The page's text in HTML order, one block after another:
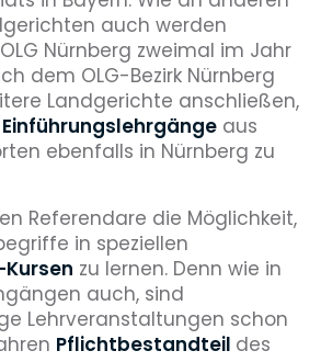
auch werden
Nürnberg zweimal im Jahr
dem OLG-Bezirk Nürnberg
Landgerichte anschließen,
Einführungslehrgänge aus
ebenfalls in Nürnberg zu
Referendare die Möglichkeit,
in speziellen
zu lernen. Denn wie in
auch, sind
Lehrveranstaltungen schon
Pflichtbestandteil des